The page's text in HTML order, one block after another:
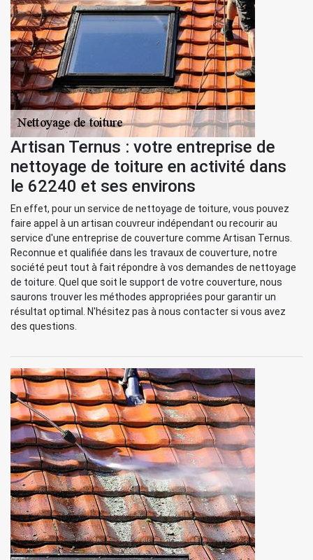
Artisan Ternus : votre entreprise de
nettoyage de toiture en activité dans
le 62240 et ses environs
En effet, pour un service de nettoyage de toiture, vous pouvez
faire appel à un artisan couvreur indépendant ou recourir au
service d'une entreprise de couverture comme Artisan Ternus.
Reconnue et qualifiée dans les travaux de couverture, notre
société peut tout à fait répondre à vos demandes de nettoyage
de toiture. Quel que soit le support de votre couverture, nous
saurons trouver les méthodes appropriées pour garantir un
résultat optimal. N'hésitez pas à nous contacter si vous avez
des questions.